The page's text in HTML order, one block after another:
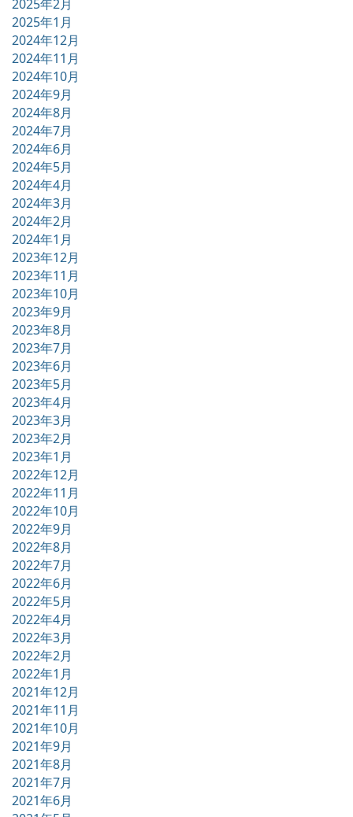
2025年2月
2025年1月
2024年12月
2024年11月
2024年10月
2024年9月
2024年8月
2024年7月
2024年6月
2024年5月
2024年4月
2024年3月
2024年2月
2024年1月
2023年12月
2023年11月
2023年10月
2023年9月
2023年8月
2023年7月
2023年6月
2023年5月
2023年4月
2023年3月
2023年2月
2023年1月
2022年12月
2022年11月
2022年10月
2022年9月
2022年8月
2022年7月
2022年6月
2022年5月
2022年4月
2022年3月
2022年2月
2022年1月
2021年12月
2021年11月
2021年10月
2021年9月
2021年8月
2021年7月
2021年6月